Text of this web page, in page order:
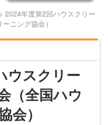
> 2024年度第2回ハウスクリー
ニング協会）
ウスクリー
（全国ハウ
会）